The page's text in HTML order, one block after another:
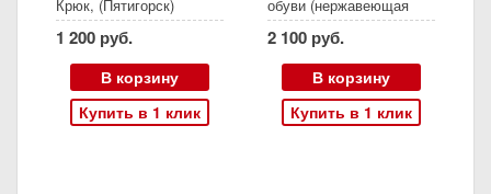
Крюк, (Пятигорск)
1 200 руб.
В корзину
Купить в 1 клик
обуви (нержавеющая
сталь, ясень, дракон)
2 100 руб.
В корзину
Купить в 1 клик